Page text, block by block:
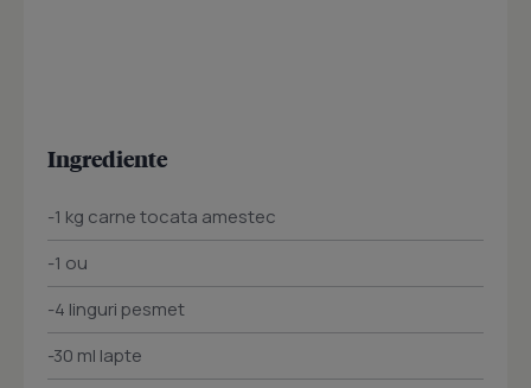
Ingrediente
-1 kg carne tocata amestec
-1 ou
-4 linguri pesmet
-30 ml lapte